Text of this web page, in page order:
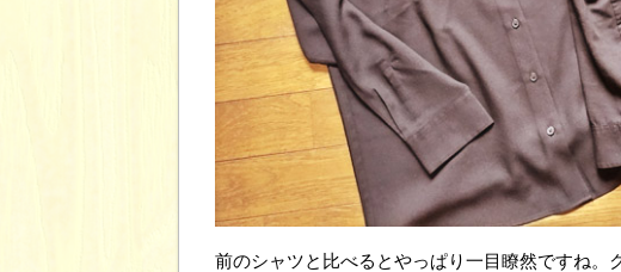
前のシャツと比べるとやっぱり一目瞭然ですね。